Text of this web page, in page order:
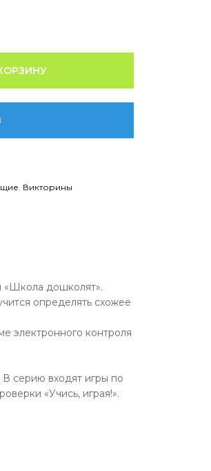
Викторины
«Школа дошколят».
определять схожее
электронного контроля
В серию входят игры по
«Учись, играя!».